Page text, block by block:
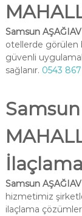
Samsun
otellerde görülen
güvenli
sağlanır. 0543
İlaçlama
Samsun
hizmetimiz
ilaçlama